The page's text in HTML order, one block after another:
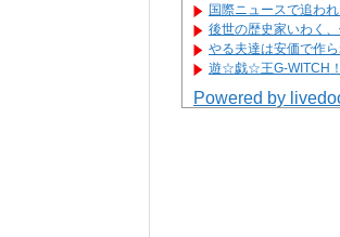
国際ニュースで追わ
後世の歴史家いわく
やる夫達は安価で作
遊☆戯☆王G-WITCH
Powered by